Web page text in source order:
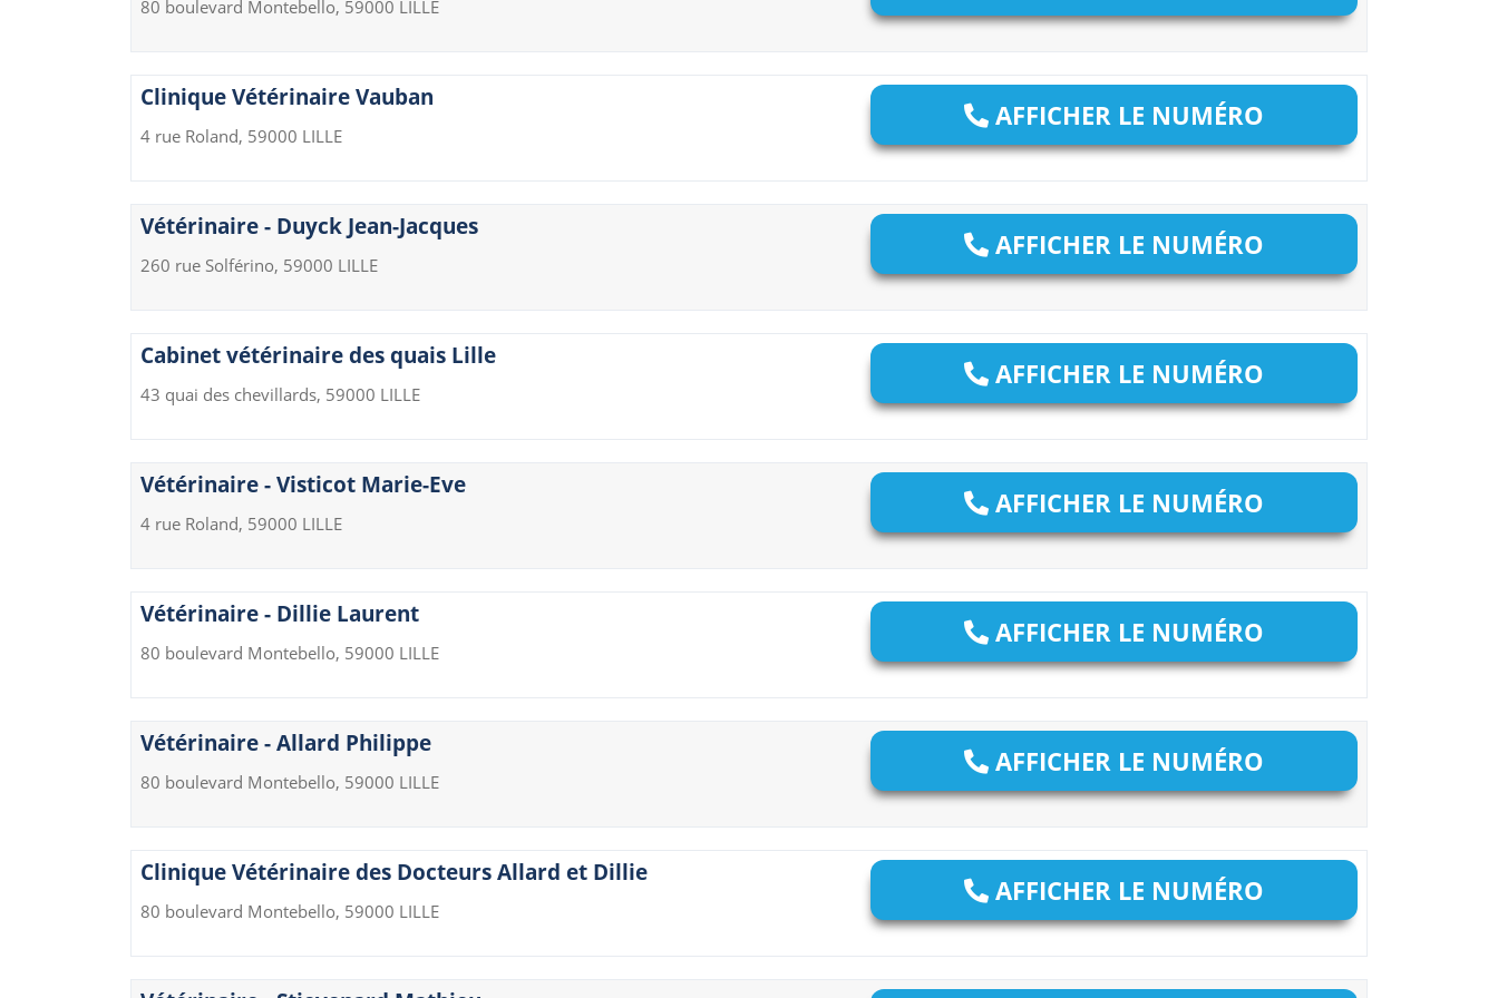
80 boulevard Montebello, 59000 LILLE
Clinique Vétérinaire Vauban
4 rue Roland, 59000 LILLE
AFFICHER LE NUMÉRO
Vétérinaire - Duyck Jean-Jacques
260 rue Solférino, 59000 LILLE
AFFICHER LE NUMÉRO
Cabinet vétérinaire des quais Lille
43 quai des chevillards, 59000 LILLE
AFFICHER LE NUMÉRO
Vétérinaire - Visticot Marie-Eve
4 rue Roland, 59000 LILLE
AFFICHER LE NUMÉRO
Vétérinaire - Dillie Laurent
80 boulevard Montebello, 59000 LILLE
AFFICHER LE NUMÉRO
Vétérinaire - Allard Philippe
80 boulevard Montebello, 59000 LILLE
AFFICHER LE NUMÉRO
Clinique Vétérinaire des Docteurs Allard et Dillie
80 boulevard Montebello, 59000 LILLE
AFFICHER LE NUMÉRO